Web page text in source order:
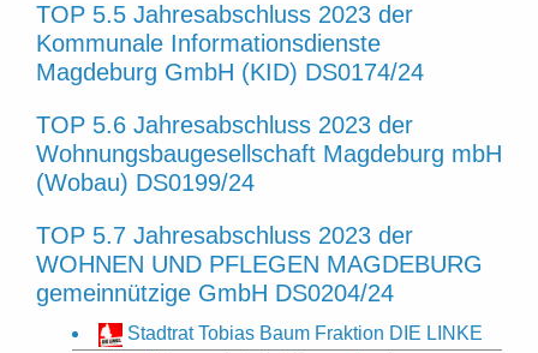
TOP 5.5 Jahresabschluss 2023 der
Kommunale Informationsdienste
Magdeburg GmbH (KID) DS0174/24
TOP 5.6 Jahresabschluss 2023 der
Wohnungsbaugesellschaft Magdeburg mbH
(Wobau) DS0199/24
TOP 5.7 Jahresabschluss 2023 der
WOHNEN UND PFLEGEN MAGDEBURG
gemeinnützige GmbH DS0204/24
Stadtrat Tobias Baum Fraktion DIE LINKE